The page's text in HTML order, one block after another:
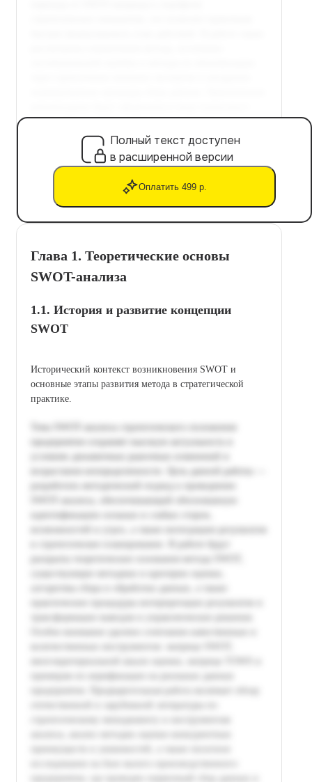
Полный текст доступен
в расширенной версии
Оплатить 499 р.
Глава 1. Теоретические основы
SWOT-анализа
1.1. История и развитие концепции
SWOT
Исторический контекст возникновения SWOT и
основные этапы развития метода в стратегической
практике.